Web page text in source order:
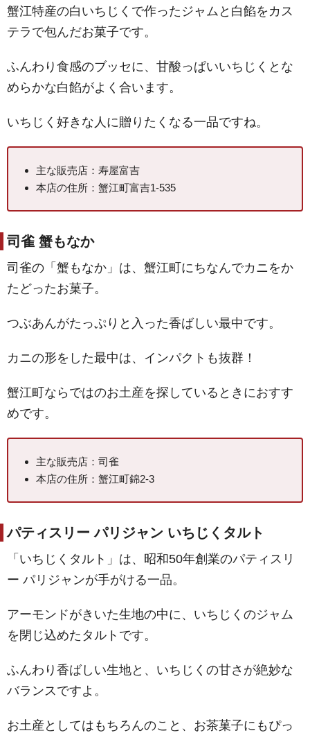
蟹江特産の白いちじくで作ったジャムと白餡をカス
テラで包んだお菓子です。
ふんわり食感のブッセに、甘酸っぱいいちじくとな
めらかな白餡がよく合います。
いちじく好きな人に贈りたくなる一品ですね。
主な販売店：寿屋富吉
本店の住所：蟹江町富吉1-535
司雀 蟹もなか
司雀の「蟹もなか」は、蟹江町にちなんでカニをか
たどったお菓子。
つぶあんがたっぷりと入った香ばしい最中です。
カニの形をした最中は、インパクトも抜群！
蟹江町ならではのお土産を探しているときにおすす
めです。
主な販売店：司雀
本店の住所：蟹江町錦2-3
パティスリー パリジャン いちじくタルト
「いちじくタルト」は、昭和50年創業のパティスリ
ー パリジャンが手がける一品。
アーモンドがきいた生地の中に、いちじくのジャム
を閉じ込めたタルトです。
ふんわり香ばしい生地と、いちじくの甘さが絶妙な
バランスですよ。
お土産としてはもちろんのこと、お茶菓子にもぴっ